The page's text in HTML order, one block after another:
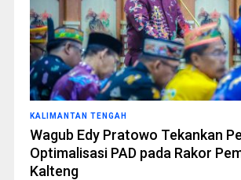
KALIMANTAN TENGAH
Wagub Edy Pratowo Tekankan
Optimalisasi PAD pada Rakor
Kalteng